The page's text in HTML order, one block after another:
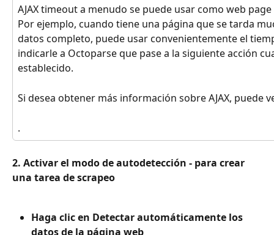
AJAX timeout a menudo se puede usar como web
Por ejemplo, cuando tiene una página que se tarda
datos completo, puede usar convenientemente el
indicarle a Octoparse que pase a la siguiente acción
establecido.
Si desea obtener más información sobre AJAX, puede
.
2. Activar el modo de autodetección - para crear
una tarea de scrapeo
Haga clic en Detectar automáticamente los
datos de la página web